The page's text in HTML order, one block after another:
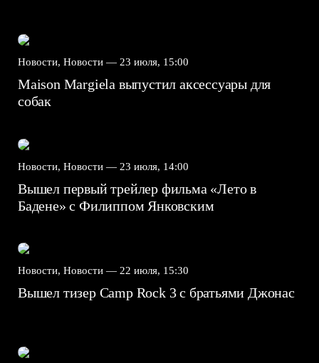
Новости, Новости — 23 июля, 15:00
Maison Margiela выпустил аксессуары для
собак
Новости, Новости — 23 июля, 14:00
Вышел первый трейлер фильма «Лето в
Бадене» с Филиппом Янковским
Новости, Новости — 22 июля, 15:30
Вышел тизер Camp Rock 3 с братьями Джонас